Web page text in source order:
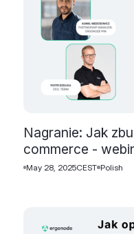
Nagranie: Jak
commerce -
May 28, 2025CEST Polish